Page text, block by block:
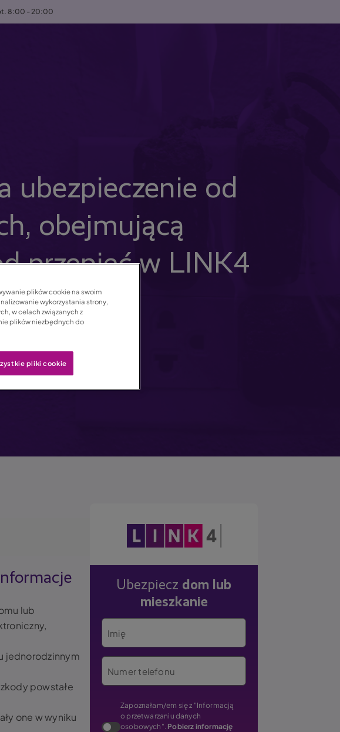
8:00 - 20:00
ubezpieczenie od
obejmującą
przepięć w LINK4
z domu!
lub
jednorodzinnym
powstałe
one w wyniku
Obraz
Ubezpiecz dom lub
mieszkanie
Imię
Numer telefonu
Zapoznałam/em się z "Informacją
o przetwarzaniu danych
osobowych". Pobierz informację
plików cookie na swoim
wykorzystania strony,
w celach związanych z
plików niezbędnych do
pliki cookie